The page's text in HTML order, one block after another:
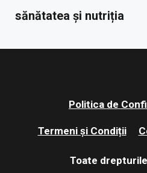
sănătatea și nutriția
Politica de
Termeni și Condiții
Toate